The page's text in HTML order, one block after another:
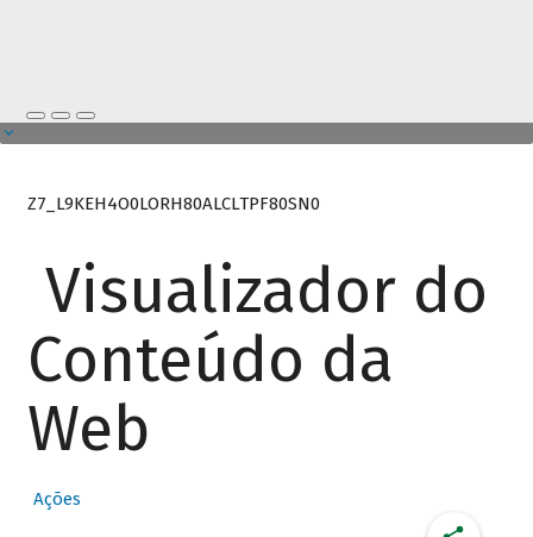
Z7_L9KEH4O0LORH80ALCLTPF80SN0
Visualizador do
Conteúdo da
Web
Ações